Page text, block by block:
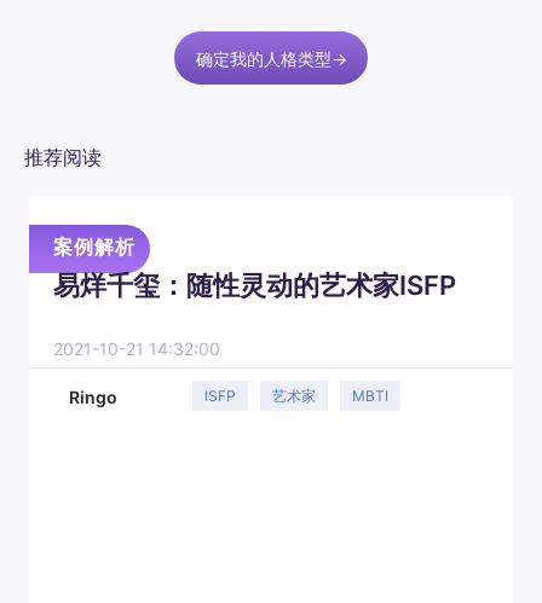
确定我的人格类型→
推荐阅读
案例解析
易烊千玺：随性灵动的艺术家ISFP
2021-10-21 14:32:00
Ringo ISFP 艺术家
MBTI